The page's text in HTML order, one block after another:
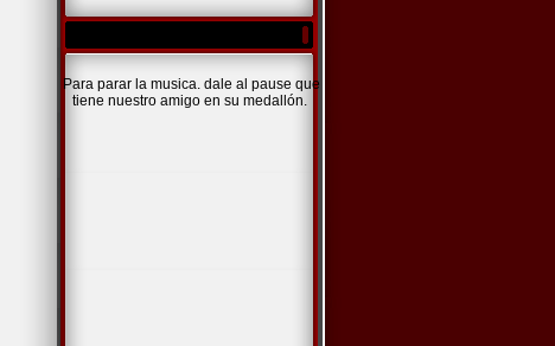
Para parar la musica. dale al pause que
tiene nuestro amigo en su medallón.